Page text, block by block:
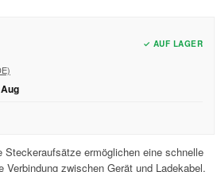
✓ AUF LAGER
Aug
Steckeraufsätze ermöglichen eine schnelle
Verbindung zwischen Gerät und Ladekabel.